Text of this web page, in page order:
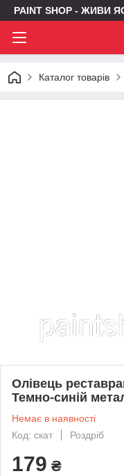
PAINT SHOP - ЖИВИ
Каталог товарів
Олівець
Темно-синій
Немає в наявності
Код: скат
Роздріб
179 ₴